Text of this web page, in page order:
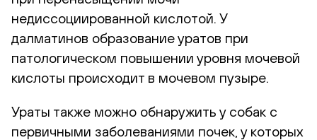
недиссоциированной кислотой. У
далматинов образование уратов при
патологическом повышении уровня мочевой
кислоты происходит в мочевом пузыре.
Ураты также можно обнаружить у собак с
первичными заболеваниями почек, у которых